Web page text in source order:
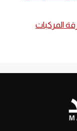
المركبات